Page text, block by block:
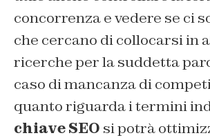
concorrenza e vedere se ci
che cercano di collocarsi in
ricerche per la suddetta
caso di mancanza di
quanto riguarda i termini
chiave SEO si potrà